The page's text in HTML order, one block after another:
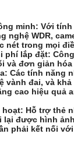
minh: Với tính
nghệ WDR,
nét trong mọi
phí lắp đặt:
và đơn giản
Các tính năng
vành đai, và
cao hiệu quả
hoạt: Hỗ trợ thẻ
lại được hình
phải kết nối